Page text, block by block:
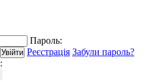
Пароль:
Реєстрація Забули пароль?